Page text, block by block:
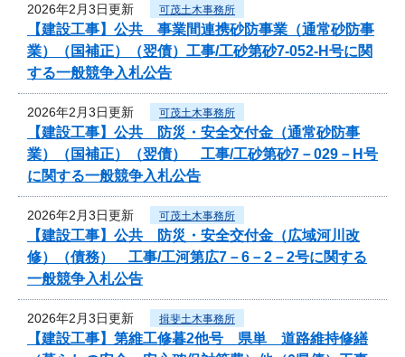
2026年2月3日更新 可茂土木事務所
【建設工事】公共 事業間連携砂防事業（通常砂防事
業）（国補正）（翌債）工事/工砂第砂7-052-H号に関
する一般競争入札公告
2026年2月3日更新 可茂土木事務所
【建設工事】公共 防災・安全交付金（通常砂防事
業）（国補正）（翌債） 工事/工砂第砂7－029－H号
に関する一般競争入札公告
2026年2月3日更新 可茂土木事務所
【建設工事】公共 防災・安全交付金（広域河川改
修）（債務） 工事/工河第広7－6－2－2号に関する
一般競争入札公告
2026年2月3日更新 揖斐土木事務所
【建設工事】第維工修暮2他号 県単 道路維持修繕